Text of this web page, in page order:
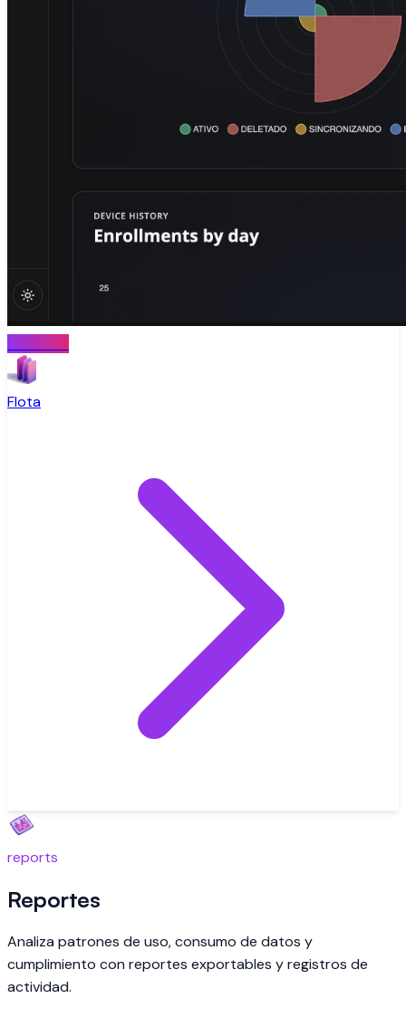
Flota
reports
Reportes
Analiza patrones de uso, consumo de datos y
cumplimiento con reportes exportables y registros de
actividad.